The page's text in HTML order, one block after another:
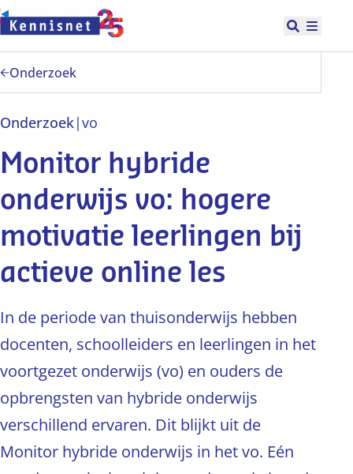
Doorgaan naar hoofdinhoud
Open
Onderzoek
Onderzoek|vo
Monitor hybride
onderwijs vo: hogere
motivatie leerlingen bij
actieve online les
In de periode van thuisonderwijs hebben
docenten, schoolleiders en leerlingen in het
voortgezet onderwijs (vo) en ouders de
opbrengsten van hybride onderwijs
verschillend ervaren. Dit blijkt uit de
Monitor hybride onderwijs in het vo. Eén